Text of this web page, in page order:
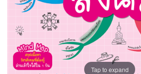
Tap to expand